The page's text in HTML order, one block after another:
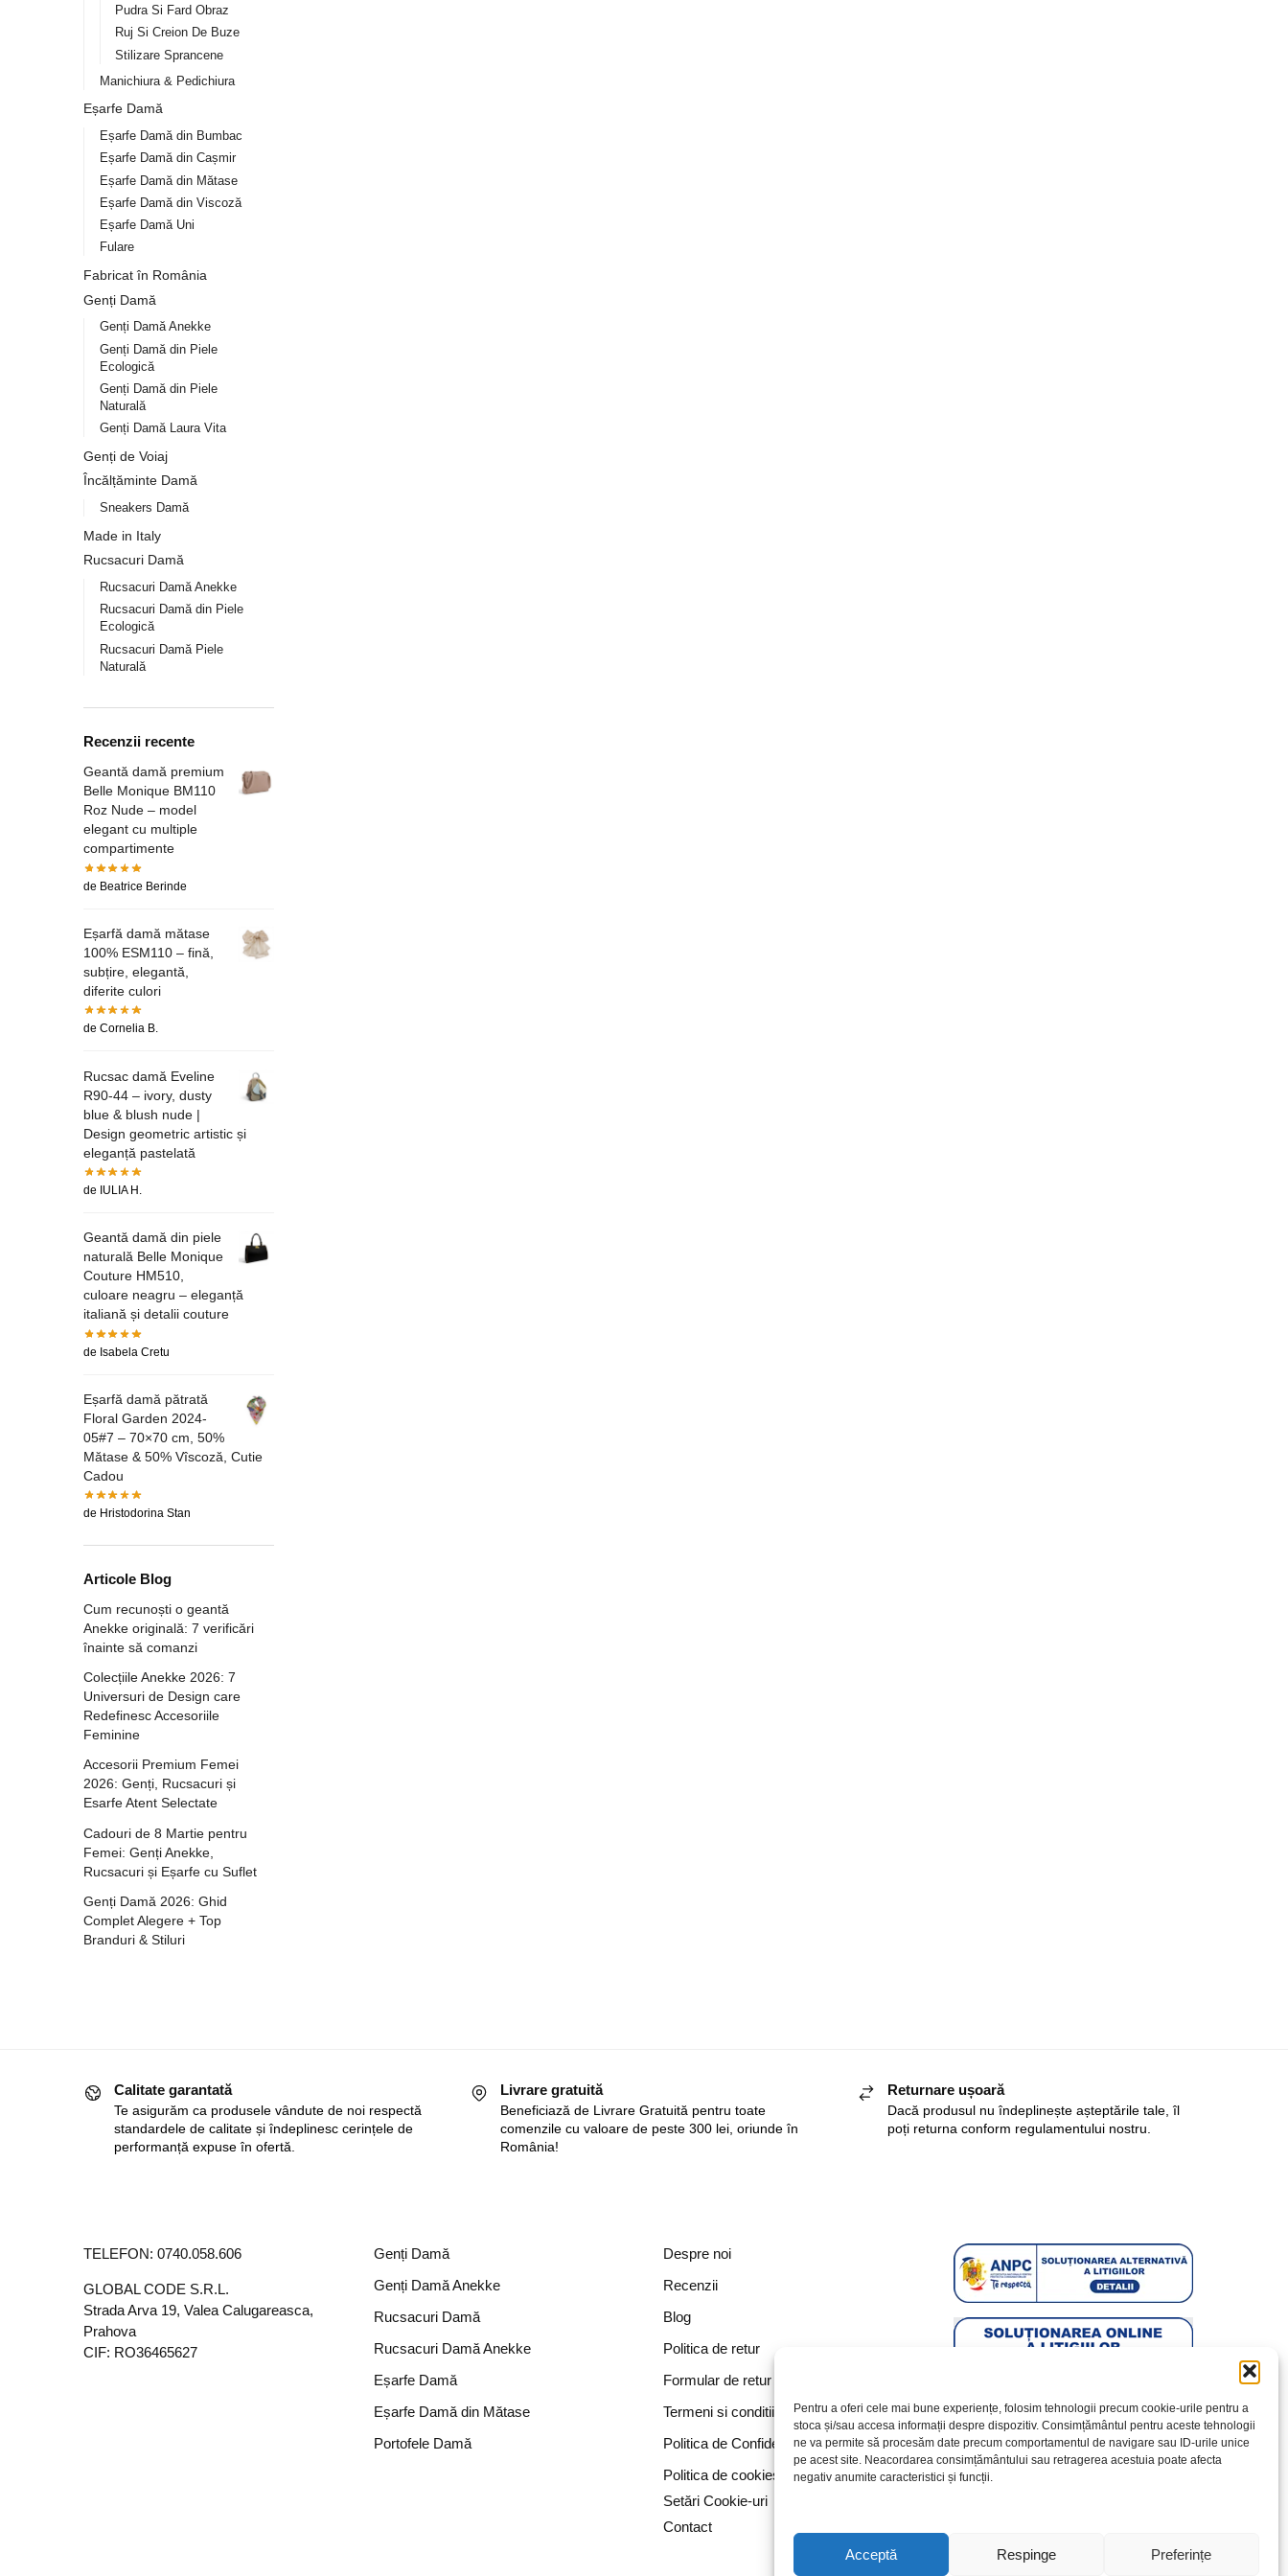
Pentru a oferi cele mai bune experiențe, folosim tehnologii precum cookie-urile pentru a
stoca și/sau accesa informații despre dispozitiv. Consimțământul pentru aceste tehnologii
ne va permite să procesăm date precum comportamentul de navigare sau ID-urile unice
pe acest site. Neacordarea consimțământului sau retragerea acestuia poate afecta
negativ anumite caracteristici și funcții.
Acceptă Respinge Preferințe
Pudra Si Fard Obraz
Ruj Si Creion De Buze
Stilizare Sprancene
Manichiura & Pedichiura
Eșarfe Damă
Eșarfe Damă din Bumbac
Eșarfe Damă din Cașmir
Eșarfe Damă din Mătase
Eșarfe Damă din Viscoză
Eșarfe Damă Uni
Fulare
Fabricat în România
Genți Damă
Genți Damă Anekke
Genți Damă din Piele
Ecologică
Genți Damă din Piele
Naturală
Genți Damă Laura Vita
Genți de Voiaj
Încălțăminte Damă
Sneakers Damă
Made in Italy
Rucsacuri Damă
Rucsacuri Damă Anekke
Rucsacuri Damă din Piele
Ecologică
Rucsacuri Damă Piele
Naturală
Recenzii recente
Geantă damă premium
Belle Monique BM110
Roz Nude – model
elegant cu multiple
compartimente
de Beatrice Berinde
Eșarfă damă mătase
100% ESM110 – fină,
subțire, elegantă,
diferite culori
de Cornelia B.
Rucsac damă Eveline
R90-44 – ivory, dusty
blue & blush nude |
Design geometric artistic și
eleganță pastelată
de IULIA H.
Geantă damă din piele
naturală Belle Monique
Couture HM510,
culoare neagru – eleganță
italiană și detalii couture
de Isabela Cretu
Eșarfă damă pătrată
Floral Garden 2024-
05#7 – 70×70 cm, 50%
Mătase & 50% Vîscoză, Cutie
Cadou
de Hristodorina Stan
Articole Blog
Cum recunoști o geantă
Anekke originală: 7 verificări
înainte să comanzi
Colecțiile Anekke 2026: 7
Universuri de Design care
Redefinesc Accesoriile
Feminine
Accesorii Premium Femei
2026: Genți, Rucsacuri și
Esarfe Atent Selectate
Cadouri de 8 Martie pentru
Femei: Genți Anekke,
Rucsacuri și Eșarfe cu Suflet
Genți Damă 2026: Ghid
Complet Alegere + Top
Branduri & Stiluri
Calitate garantată
Te asigurăm ca produsele vândute de noi respectă
standardele de calitate și îndeplinesc cerințele de
performanță expuse în ofertă.
Livrare gratuită
Beneficiază de Livrare Gratuită pentru toate
comenzile cu valoare de peste 300 lei, oriunde în
România!
Returnare ușoară
Dacă produsul nu îndeplinește așteptările tale, îl
poți returna conform regulamentului nostru.
TELEFON: 0740.058.606
GLOBAL CODE S.R.L.
Strada Arva 19, Valea Calugareasca,
Prahova
CIF: RO36465627
Genți Damă
Genți Damă Anekke
Rucsacuri Damă
Rucsacuri Damă Anekke
Eșarfe Damă
Eșarfe Damă din Mătase
Portofele Damă
Despre noi
Recenzii
Blog
Politica de retur
Formular de retur
Termeni si conditii
Politica de Confidențialitate
Politica de cookies
Setări Cookie-uri
Contact